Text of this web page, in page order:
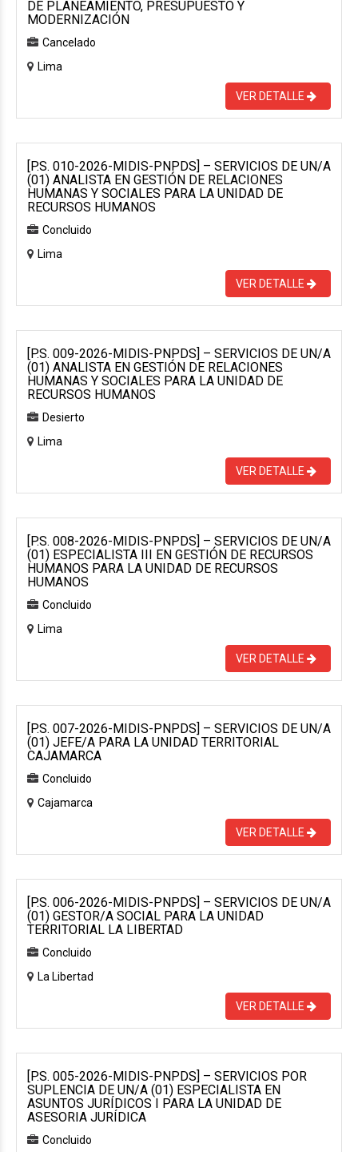
DE PLANEAMIENTO, PRESUPUESTO Y
MODERNIZACIÓN
Cancelado
Lima
VER DETALLE
[P.S. 010-2026-MIDIS-PNPDS] – SERVICIOS DE UN/A
(01) ANALISTA EN GESTIÓN DE RELACIONES
HUMANAS Y SOCIALES PARA LA UNIDAD DE
RECURSOS HUMANOS
Concluido
Lima
VER DETALLE
[P.S. 009-2026-MIDIS-PNPDS] – SERVICIOS DE UN/A
(01) ANALISTA EN GESTIÓN DE RELACIONES
HUMANAS Y SOCIALES PARA LA UNIDAD DE
RECURSOS HUMANOS
Desierto
Lima
VER DETALLE
[P.S. 008-2026-MIDIS-PNPDS] – SERVICIOS DE UN/A
(01) ESPECIALISTA III EN GESTIÓN DE RECURSOS
HUMANOS PARA LA UNIDAD DE RECURSOS
HUMANOS
Concluido
Lima
VER DETALLE
[P.S. 007-2026-MIDIS-PNPDS] – SERVICIOS DE UN/A
(01) JEFE/A PARA LA UNIDAD TERRITORIAL
CAJAMARCA
Concluido
Cajamarca
VER DETALLE
[P.S. 006-2026-MIDIS-PNPDS] – SERVICIOS DE UN/A
(01) GESTOR/A SOCIAL PARA LA UNIDAD
TERRITORIAL LA LIBERTAD
Concluido
La Libertad
VER DETALLE
[P.S. 005-2026-MIDIS-PNPDS] – SERVICIOS POR
SUPLENCIA DE UN/A (01) ESPECIALISTA EN
ASUNTOS JURÍDICOS I PARA LA UNIDAD DE
ASESORIA JURÍDICA
Concluido